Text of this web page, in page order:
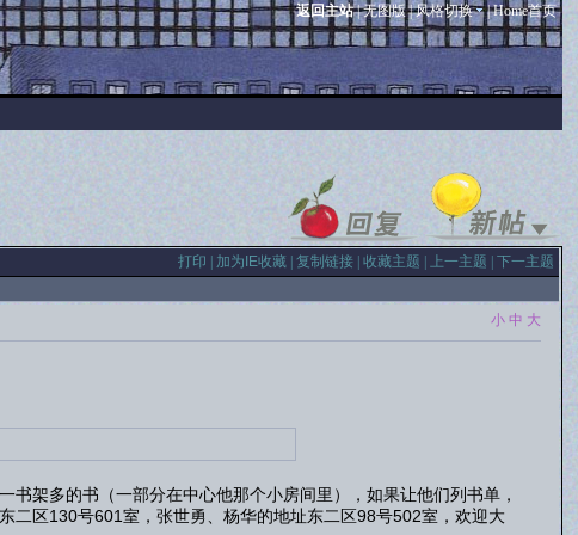
返回主站|无图版|风格切换 |Home首页
打印 | 加为IE收藏 | 复制链接| 收藏主题 | 上一主题 | 下一主题
小 中 大
架多的书（一部分在中心他那个小房间里），如果让他们列书单，
二区130号601室，张世勇、杨华的地址东二区98号502室，欢迎大